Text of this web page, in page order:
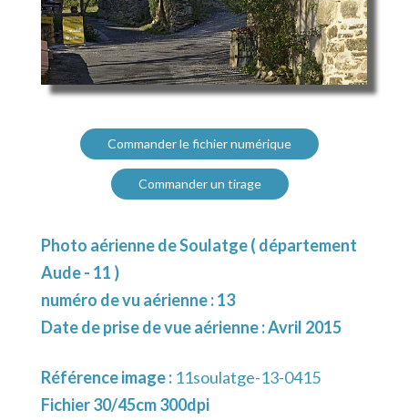
Commander le fichier numérique
Commander un tirage
Photo aérienne de Soulatge ( département
Aude - 11 )
numéro de vu aérienne : 13
Date de prise de vue aérienne : Avril 2015
Référence image : 11soulatge-13-0415
Fichier 30/45cm 300dpi